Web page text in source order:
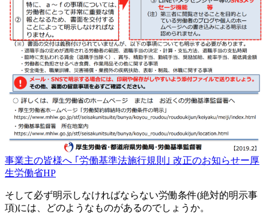
事業主の皆様へ ｢労働基準法施⾏規則｣ 改正のお知らせー厚
生労働省HP
そして必ず明示しなければならない労働条件(絶対的明示事
項)には、どのようなものがあるのでしょうか。